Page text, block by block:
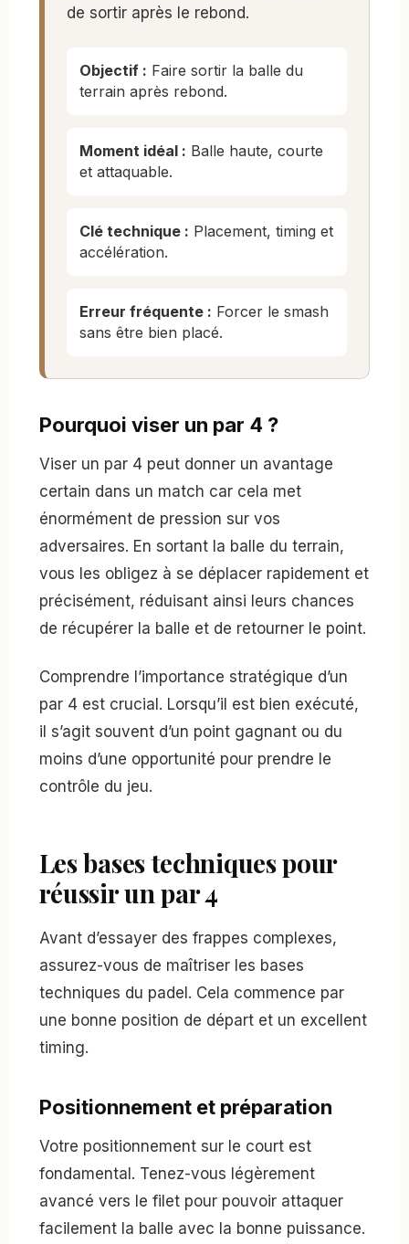
de sortir après le rebond.
Objectif : Faire sortir la balle du
terrain après rebond.
Moment idéal : Balle haute, courte
et attaquable.
Clé technique : Placement, timing et
accélération.
Erreur fréquente : Forcer le smash
sans être bien placé.
Pourquoi viser un par 4 ?
Viser un par 4 peut donner un avantage
certain dans un match car cela met
énormément de pression sur vos
adversaires. En sortant la balle du terrain,
vous les obligez à se déplacer rapidement et
précisément, réduisant ainsi leurs chances
de récupérer la balle et de retourner le point.
Comprendre l’importance stratégique d’un
par 4 est crucial. Lorsqu’il est bien exécuté,
il s’agit souvent d’un point gagnant ou du
moins d’une opportunité pour prendre le
contrôle du jeu.
Les bases techniques pour
réussir un par 4
Avant d’essayer des frappes complexes,
assurez-vous de maîtriser les bases
techniques du padel. Cela commence par
une bonne position de départ et un excellent
timing.
Positionnement et préparation
Votre positionnement sur le court est
fondamental. Tenez-vous légèrement
avancé vers le filet pour pouvoir attaquer
facilement la balle avec la bonne puissance.